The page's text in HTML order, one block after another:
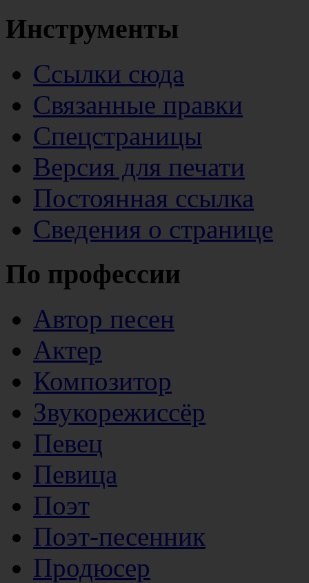
Инструменты
Ссылки сюда
Связанные правки
Спецстраницы
Версия для печати
Постоянная ссылка
Сведения о странице
По профессии
Автор песен
Актер
Композитор
Звукорежиссёр
Певец
Певица
Поэт
Поэт-песенник
Продюсер